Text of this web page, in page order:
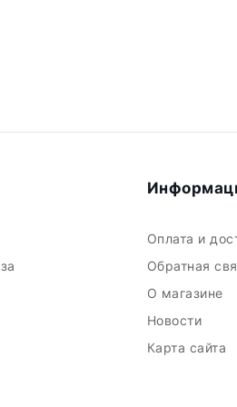
Оплата и
Обратная
О магазине
Новости
Карта сайта